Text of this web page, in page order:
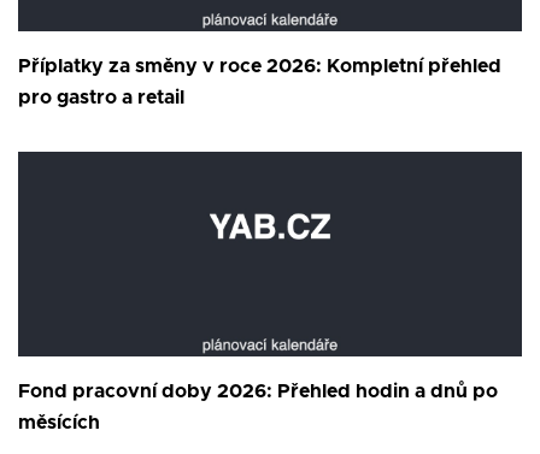
Příplatky za směny v roce 2026: Kompletní přehled
pro gastro a retail
Fond pracovní doby 2026: Přehled hodin a dnů po
měsících